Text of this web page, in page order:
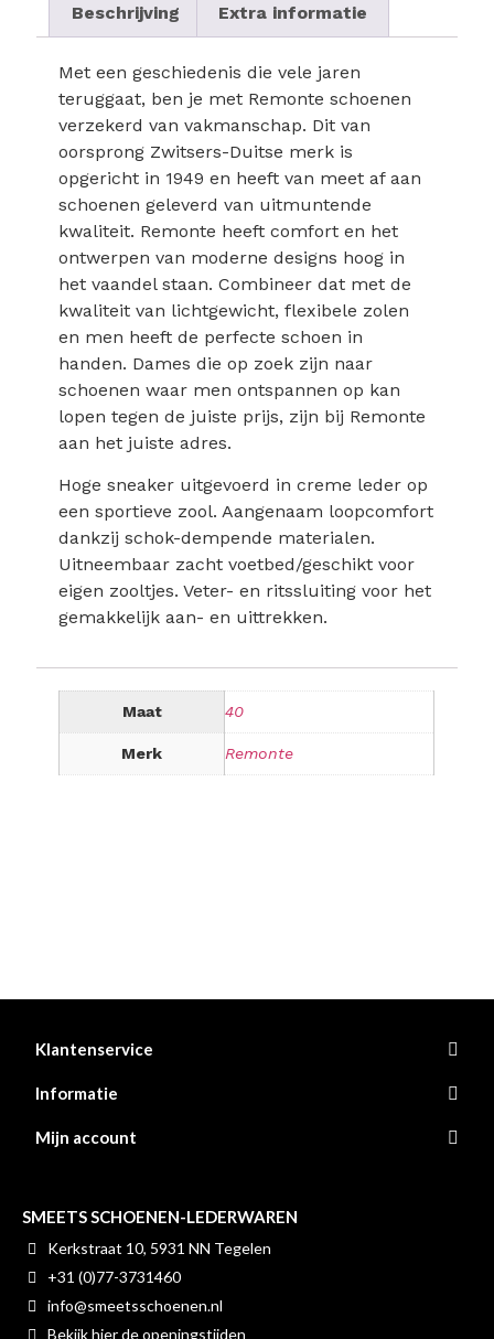
Beschrijving Extra informatie
Met een geschiedenis die vele jaren
teruggaat, ben je met Remonte schoenen
verzekerd van vakmanschap. Dit van
oorsprong Zwitsers-Duitse merk is
opgericht in 1949 en heeft van meet af aan
schoenen geleverd van uitmuntende
kwaliteit. Remonte heeft comfort en het
ontwerpen van moderne designs hoog in
het vaandel staan. Combineer dat met de
kwaliteit van lichtgewicht, flexibele zolen
en men heeft de perfecte schoen in
handen. Dames die op zoek zijn naar
schoenen waar men ontspannen op kan
lopen tegen de juiste prijs, zijn bij Remonte
aan het juiste adres.
Hoge sneaker uitgevoerd in creme leder op
een sportieve zool. Aangenaam loopcomfort
dankzij schok-dempende materialen.
Uitneembaar zacht voetbed/geschikt voor
eigen zooltjes. Veter- en ritssluiting voor het
gemakkelijk aan- en uittrekken.
Maat 40
Merk Remonte
Klantenservice
Informatie
Mijn account
SMEETS SCHOENEN-LEDERWAREN
Kerkstraat 10, 5931 NN Tegelen
+31 (0)77-3731460
info@smeetsschoenen.nl
Bekijk hier de openingstijden